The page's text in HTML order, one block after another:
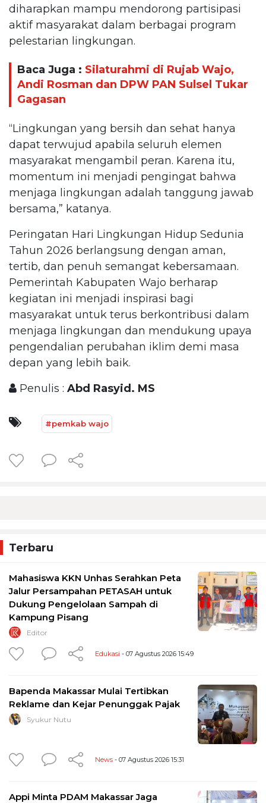
diharapkan mampu mendorong partisipasi
aktif masyarakat dalam berbagai program
pelestarian lingkungan.
Baca Juga : Silaturahmi di Rujab Wajo,
Andi Rosman dan DPW PAN Sulsel Tukar
Gagasan
“Lingkungan yang bersih dan sehat hanya
dapat terwujud apabila seluruh elemen
masyarakat mengambil peran. Karena itu,
momentum ini menjadi pengingat bahwa
menjaga lingkungan adalah tanggung jawab
bersama,” katanya.
Peringatan Hari Lingkungan Hidup Sedunia
Tahun 2026 berlangsung dengan aman,
tertib, dan penuh semangat kebersamaan.
Pemerintah Kabupaten Wajo berharap
kegiatan ini menjadi inspirasi bagi
masyarakat untuk terus berkontribusi dalam
menjaga lingkungan dan mendukung upaya
pengendalian perubahan iklim demi masa
depan yang lebih baik.
Penulis : Abd Rasyid. MS
#pemkab wajo
Terbaru
Mahasiswa KKN Unhas Serahkan Peta
Jalur Persampahan PETASAH untuk
Dukung Pengelolaan Sampah di
Kampung Pisang
Editor
Edukasi - 07 Agustus 2026 15:49
Bapenda Makassar Mulai Tertibkan
Reklame dan Kejar Penunggak Pajak
Syukur Nutu
News - 07 Agustus 2026 15:31
Appi Minta PDAM Makassar Jaga